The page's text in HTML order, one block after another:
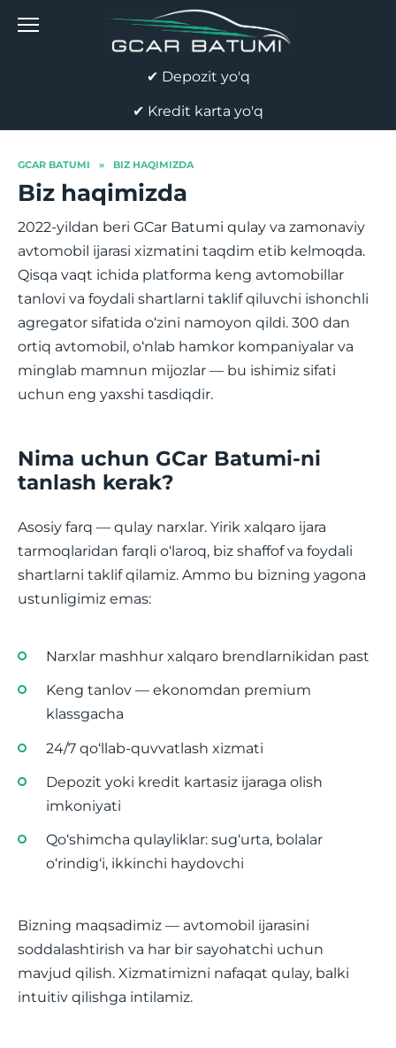
✔ Depozit yo'q
✔ Kredit karta yo'q
GCAR BATUMI » BIZ HAQIMIZDA
Biz haqimizda
2022-yildan beri GCar Batumi qulay va zamonaviy
avtomobil ijarasi xizmatini taqdim etib kelmoqda.
Qisqa vaqt ichida platforma keng avtomobillar
tanlovi va foydali shartlarni taklif qiluvchi ishonchli
agregator sifatida o‘zini namoyon qildi. 300 dan
ortiq avtomobil, o‘nlab hamkor kompaniyalar va
minglab mamnun mijozlar — bu ishimiz sifati
uchun eng yaxshi tasdiqdir.
Nima uchun GCar Batumi-ni
tanlash kerak?
Asosiy farq — qulay narxlar. Yirik xalqaro ijara
tarmoqlaridan farqli o‘laroq, biz shaffof va foydali
shartlarni taklif qilamiz. Ammo bu bizning yagona
ustunligimiz emas:
Narxlar mashhur xalqaro brendlarnikidan past
Keng tanlov — ekonomdan premium
klassgacha
24/7 qo‘llab-quvvatlash xizmati
Depozit yoki kredit kartasiz ijaraga olish
imkoniyati
Qo‘shimcha qulayliklar: sug‘urta, bolalar
o‘rindig‘i, ikkinchi haydovchi
Bizning maqsadimiz — avtomobil ijarasini
soddalashtirish va har bir sayohatchi uchun
mavjud qilish. Xizmatimizni nafaqat qulay, balki
intuitiv qilishga intilamiz.